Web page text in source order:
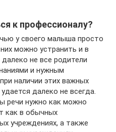
к профессионалу?
у своего малыша просто
можно устранить и в
не все родители
и нужным
наличии этих важных
далеко не всегда.
речи нужно как можно
как в обычных
учреждениях, а также